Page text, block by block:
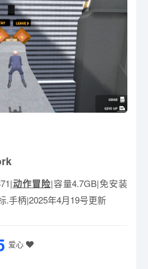
动作冒险|容量4.7GB|免安装
.手柄|2025年4月19号更新
爱心